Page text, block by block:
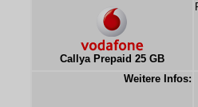
Callya Prepaid 25 GB
Weitere Infos: